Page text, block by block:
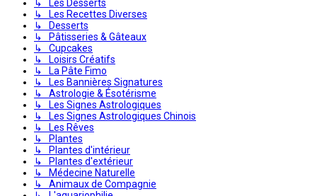
↳ Les Desserts
↳ Les Recettes Diverses
↳ Desserts
↳ Pâtisseries & Gâteaux
↳ Cupcakes
↳ Loisirs Créatifs
↳ La Pâte Fimo
↳ Les Bannières Signatures
↳ Astrologie & Ésotérisme
↳ Les Signes Astrologiques
↳ Les Signes Astrologiques Chinois
↳ Les Rêves
↳ Plantes
↳ Plantes d'intérieur
↳ Plantes d'extérieur
↳ Médecine Naturelle
↳ Animaux de Compagnie